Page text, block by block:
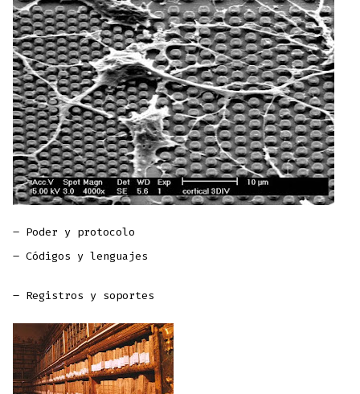
– Poder y protocolo
– Códigos y lenguajes
– Registros y soportes